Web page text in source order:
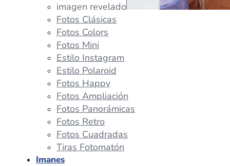
imagen revelado
Fotos Clásicas
Fotos Colors
Fotos Mini
Estilo Instagram
Estilo Polaroid
Fotos Happy
Fotos Ampliación
Fotos Panorámicas
Fotos Retro
Fotos Cuadradas
Tiras Fotomatón
Imanes